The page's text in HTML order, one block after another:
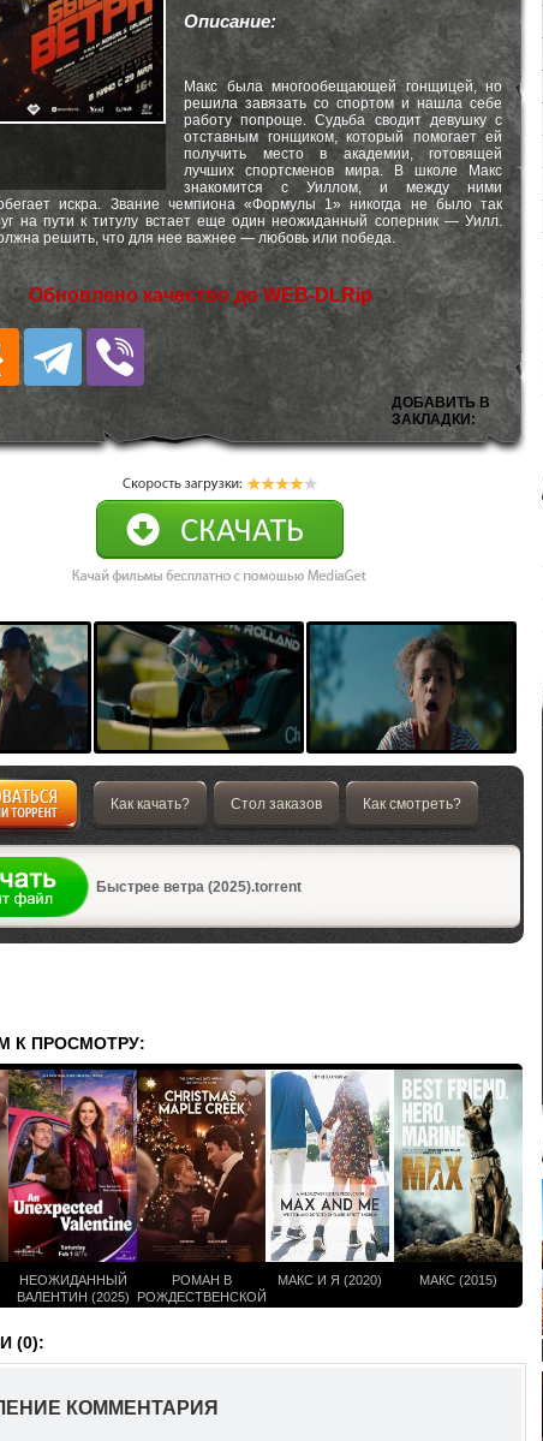
Описание:
Макс была многообещающей гонщицей, но
решила завязать со спортом и нашла себе
работу попроще. Судьба сводит девушку с
отставным гонщиком, который помогает ей
получить место в академии, готовящей
лучших спортсменов мира. В школе Макс
знакомится с Уиллом, и между ними
искра. Звание чемпиона «Формулы 1» никогда не было так
на пути к титулу встает еще один неожиданный соперник — Уилл.
решить, что для нее важнее — любовь или победа.
Обновлено качество до WEB-DLRip
ДОБАВИТЬ В
ЗАКЛАДКИ:
Как качать? Стол заказов Как смотреть?
Быстрее ветра (2025).torrent
К ПРОСМОТРУ:
НЕОЖИДАННЫЙ
ВАЛЕНТИН (2025)
РОМАН В
РОЖДЕСТВЕНСКОЙ
МАКС И Я (2020) МАКС (2015)
(0):
КОММЕНТАРИЯ